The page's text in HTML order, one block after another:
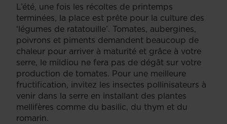
L’été, une fois les récoltes de printemps
terminées, la place est prête pour la culture des
‘légumes de ratatouille’. Tomates, aubergines,
poivrons et piments demandent beaucoup de
chaleur pour arriver à maturité et grâce à votre
serre, le mildiou ne fera pas de dégât sur votre
production de tomates. Pour une meilleure
fructification, invitez les insectes pollinisateurs à
venir dans la serre en installant des plantes
mellifères comme du basilic, du thym et du
romarin.